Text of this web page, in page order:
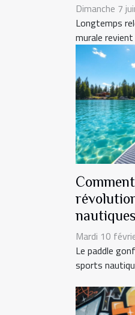
Dimanche 7
Longtemps
murale
Mardi 10
Le paddle
sports